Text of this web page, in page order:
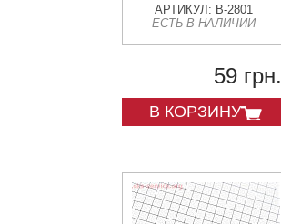
АРТИКУЛ: B-2801
ЕСТЬ В НАЛИЧИИ
59 грн.
В КОРЗИНУ